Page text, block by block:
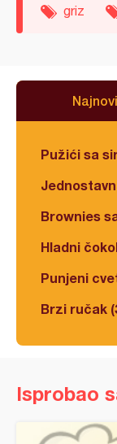
griz
Pužići sa
Brownies
Hladni
Punjeni
Brzi ručak
Isprobao